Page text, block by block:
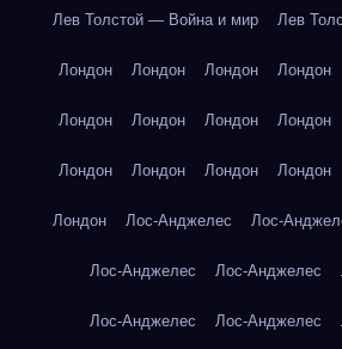
Лев Толстой — Война и мир Лев
Лондон Лондон Лондон Лондон
Лондон Лондон Лондон Лондон
Лондон Лондон Лондон Лондон
Лондон Лос-Анджелес Лос-
Лос-Анджелес Лос-Анджелес
Лос-Анджелес Лос-Анджелес